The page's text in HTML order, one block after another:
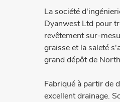
La société
Dyanwest Ltd pour
revêtement sur-
graisse et la saleté
grand dépôt de
Fabriqué à partir de
excellent drainage.